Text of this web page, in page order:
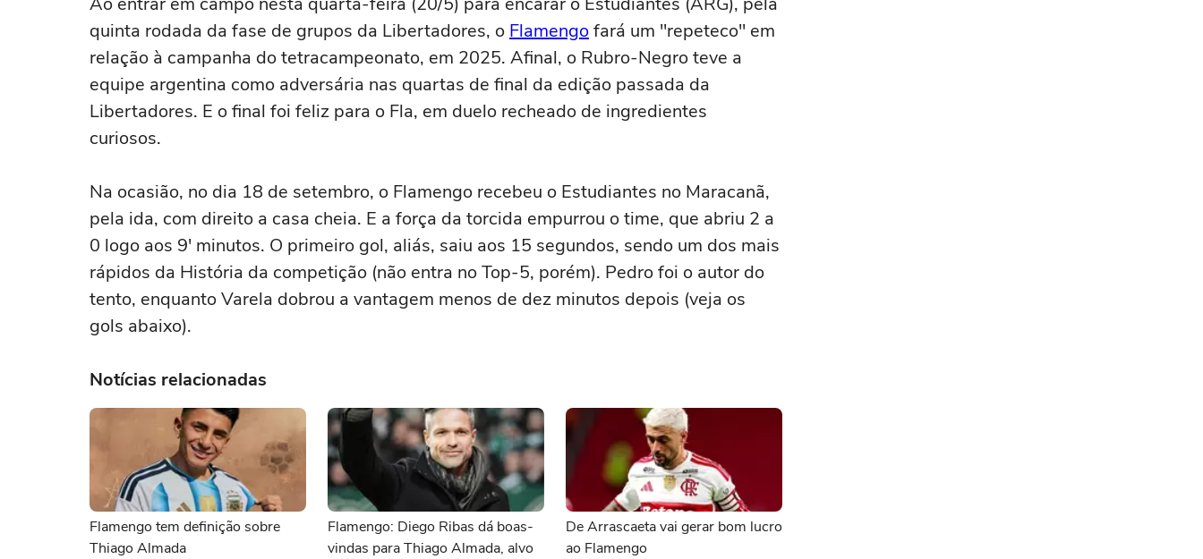
quinta rodada da fase de grupos da Libertadores, o Flamengofará um "repeteco" em
relação à campanha do tetracampeonato, em 2025. Afinal, o Rubro-Negro teve a
equipe argentina como adversária nas quartas de final da edição passada da
Libertadores. E o final foi feliz para o Fla, em duelo recheado de ingredientes
curiosos.
Na ocasião, no dia 18 de setembro, o Flamengo recebeu o Estudiantes no Maracanã,
pela ida, com direito a casa cheia. E a força da torcida empurrou o time, que abriu 2 a
0 logo aos 9′ minutos. O primeiro gol, aliás, saiu aos 15 segundos, sendo um dos mais
rápidos da História da competição (não entra no Top-5, porém). Pedro foi o autor do
tento, enquanto Varela dobrou a vantagem menos de dez minutos depois (veja os
gols abaixo).
Notícias relacionadas
Flamengo tem definição sobre
Thiago Almada
Flamengo: Diego Ribas dá boas-
vindas para Thiago Almada, alvo
De Arrascaeta vai gerar bom lucro
ao Flamengo